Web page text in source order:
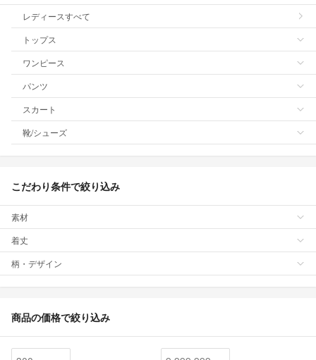
レディースすべて
トップス
ワンピース
パンツ
スカート
靴/シューズ
こだわり条件で絞り込み
素材
着丈
柄・デザイン
商品の価格で絞り込み